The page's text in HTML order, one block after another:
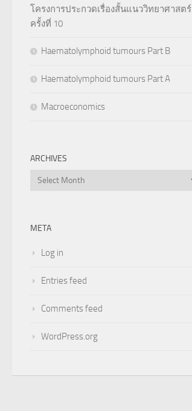
โครงการประกวดเรื่องสั้นแนววิทยาศาสตร์
ครั้งที่ 10
Haematolymphoid tumours Part B
Haematolymphoid tumours Part A
Macroeconomics
ARCHIVES
Archives
META
Log in
Entries feed
Comments feed
WordPress.org